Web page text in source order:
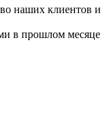
наших клиентов и
в прошлом месяце